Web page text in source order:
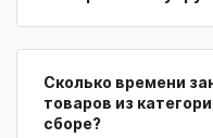
Сколько времени
товаров из
сборе?